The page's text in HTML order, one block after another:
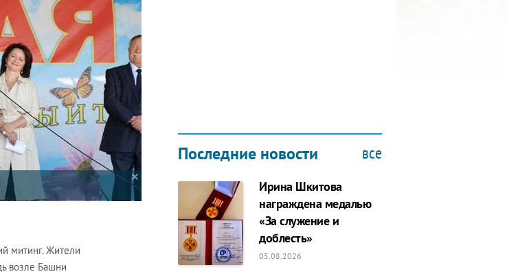
митинг. Жители
возле Башни
Последние новости все
Ирина Шкитова
награждена медалью
«За служение и
доблесть»
05.08.2026